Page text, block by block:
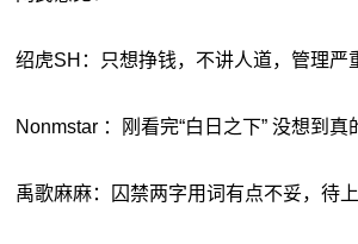
绍虎SH：只想挣钱，不讲人道，管理严
Nonmstar ：刚看完“白日之下” 没想到真
禹歌麻麻：囚禁两字用词有点不妥，待上